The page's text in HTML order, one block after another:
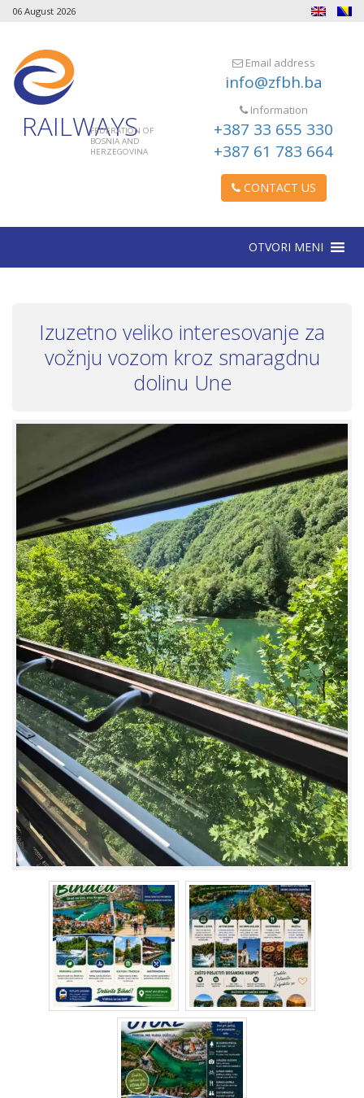
06 August 2026
RAILWAYS
FEDERATION OF
BOSNIA AND
HERZEGOVINA
Email address
info@zfbh.ba
Information
+387 33 655 330
+387 61 783 664
CONTACT US
OTVORI MENI
Izuzetno veliko interesovanje za
vožnju vozom kroz smaragdnu
dolinu Une